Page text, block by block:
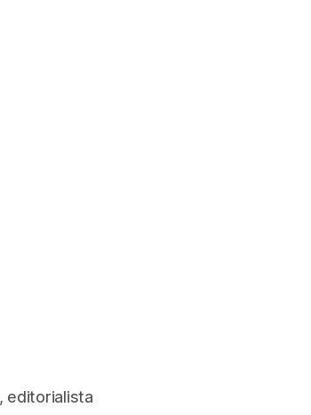
editorialista